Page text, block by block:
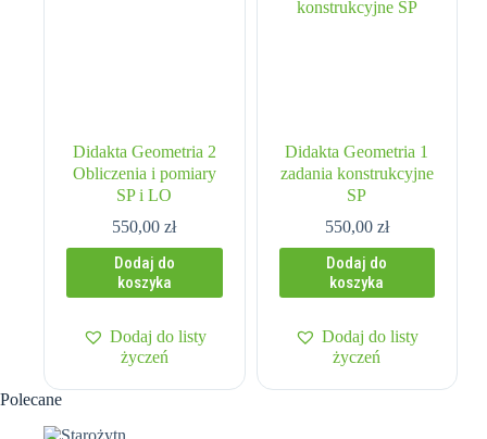
Didakta Geometria 2
Obliczenia i pomiary
SP i LO
550,00zł
Dodaj do
koszyka
Dodaj do listy
życzeń
Didakta Geometria 1
zadania konstrukcyjne
SP
550,00 zł
Dodaj do
koszyka
Dodaj do listy
życzeń
Polecane